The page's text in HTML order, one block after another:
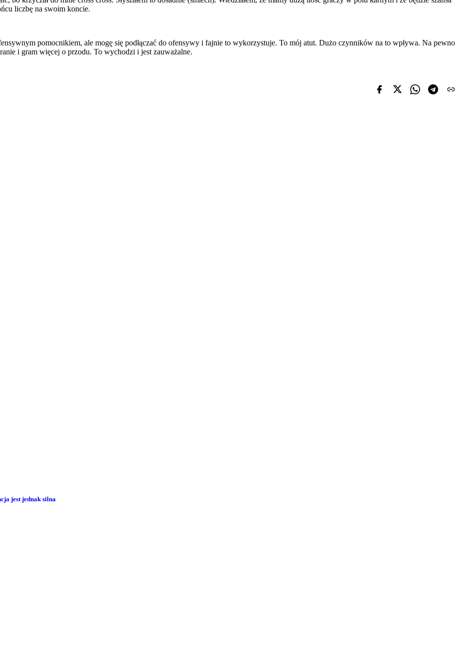
liczbę na swoim koncie.
pomocnikiem, ale mogę się podłączać do ofensywy i fajnie to wykorzystuje. To mój atut. Dużo czynników na to wpływa. Na pewno
i gram więcej o przodu. To wychodzi i jest zauważalne.
jest jednak silna